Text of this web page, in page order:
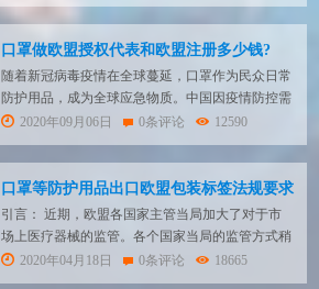
强制后拥有MDD证书的产品在什么情况下仍然可
以上市销售 1.一张满足MDR Art. 120 para 2条件的
仍然有效的MDD/AIMDD证书 所述产品投放市场
所需的所...
口罩做欧盟授权代表和欧盟注册多少钱?
随着新冠病毒疫情在全球蔓延，口罩作为民众日常
防护用品，成为全球应急物质。中国因疫情防控需
要，于2020年1月底启动医疗器械应急审批通道，
已经有大批企业转入口罩生产行列，随着中国疫情
得到缓解，而境外特别是欧盟疫情防控形势严峻，
欧盟对口罩的需求上升，而作为口罩生产大国，口
罩企业继“民转医”经历之后，将迅速转入“医转
外”，...
2020年09月06日 0条评论 12590
口罩等防护用品出口欧盟包装标签法规要求
引言： 近期，欧盟各国家主管当局加大了对于市
场上医疗器械的监管。各个国家当局的监管方式稍
有不同，但是很多方式都类似:发现市场上有产品
的标签不符合法规要求，责难欧盟代表->联想是不
2020年04月18日 0条评论 18665